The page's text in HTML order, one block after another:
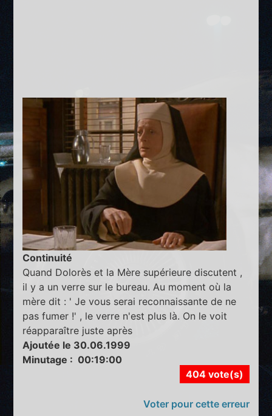
Continuité
Quand Dolorès et la Mère supérieure discutent ,
il y a un verre sur le bureau. Au moment où la
mère dit : ' Je vous serai reconnaissante de ne
pas fumer !' , le verre n'est plus là. On le voit
réapparaître juste après
Ajoutée le 30.06.1999
Minutage : 00:19:00
404 vote(s)
Voter pour cette erreur